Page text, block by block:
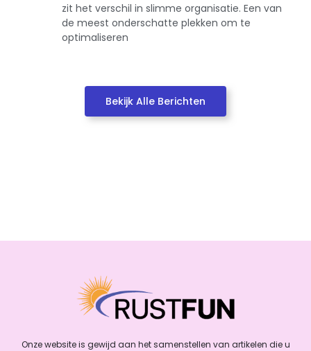
zit het verschil in slimme organisatie. Een van
de meest onderschatte plekken om te
optimaliseren
Bekijk Alle Berichten
Onze website is gewijd aan het samenstellen van artikelen die u